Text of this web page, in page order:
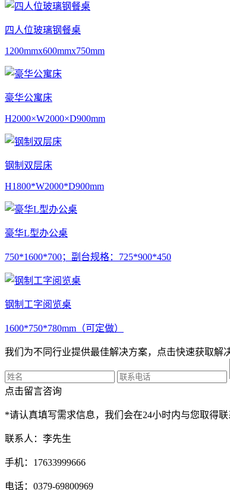
四人位玻璃钢餐桌
1200mmx600mmx750mm
豪华公寓床
H2000×W2000×D900mm
钢制双层床
H1800*W2000*D900mm
豪华L型办公桌
750*1600*700；副台规格：725*900*450
钢制工字阅览桌
1600*750*780mm（可定做）
我们为不同行业提供最佳解决方案，点击快速获取解
点击留言咨询
*请认真填写需求信息，我们会在24小时内与您取得联
联系人：李先生
手机：17633999666
电话：0379-69800969